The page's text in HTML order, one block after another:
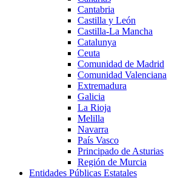
Cantabria
Castilla y León
Castilla-La Mancha
Catalunya
Ceuta
Comunidad de Madrid
Comunidad Valenciana
Extremadura
Galicia
La Rioja
Melilla
Navarra
País Vasco
Principado de Asturias
Región de Murcia
Entidades Públicas Estatales